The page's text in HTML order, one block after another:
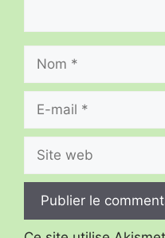
mail
web